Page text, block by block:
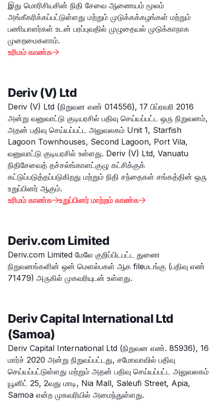
இது மொரிசியசின் நிதி சேவை ஆணையம் மூலம்
அங்கீகரிக்கப்பட்டுள்ளது மற்றும் முடுக்கக்கழங்கள் மற்றும்
பணியாளர்கள் உடன் பரப்புவதில் முழுதையல் முடுக்காநாக
முறைமைகளாம்.
உரிமம் காண்க
Deriv (V) Ltd
Deriv (V) Ltd (நிறுவன எண் 014556), 17 பிப்ரவரி 2016
அன்று வனுவாட்டு குடியரசில் பதிவு செய்யப்பட்ட ஒரு நிறுவனம்,
அதன் பதிவு செய்யப்பட்ட அலுவலகம் Unit 1, Starfish
Lagoon Townhouses, Second Lagoon, Port Vila,
வனுவாட்டு குடியரசில் உள்ளது. Deriv (V) Ltd, Vanuatu
நிதிசேவைத் தச்சல்ங்காளட்குழு கட்சிக்குக்
கட்டுப்படுத்தப்படுகிறது மற்றும் நிதி சந்தைகள் சங்கத்தின் ஒரு
உறுப்பினர் ஆகும்.
உரிமம் காண்கஉறுப்பினர் மாற்றம் காண்க
Deriv.com Limited
Deriv.com Limited மேலே குறிப்பிடபட்ட துணை
நிறுவனங்களின் ஒன் மெளல்பகள் ஆக fileமடங்கு (பதிவு எண்
71479) அருகில் முகவரியுடன் உள்ளது.
Deriv Capital International Ltd
(Samoa)
Deriv Capital International Ltd (நிறுவன எண். 85936), 16
மார்ச் 2020 அன்று நிறுவப்பட்டது, சமோவாவில் பதிவு
செய்யப்பட்டுள்ளது மற்றும் அதன் பதிவு செய்யப்பட்ட அலுவலகம்
யூனிட் 25, 2வது மாடி, Nia Mall, Saleufi Street, Apia,
Samoa என்ற முகவரியில் அமைந்துள்ளது.